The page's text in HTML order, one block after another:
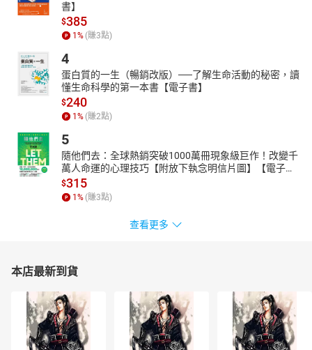
書】
$385
1 % (賺3點)
4
蛋白質的一生（暢銷改版）──了解生命活動的秘密，讀
懂生命科學的第一本書【電子書】
$240
1 % (賺2點)
5
隨他們去：全球熱銷突破1000萬冊現象級巨作！改變千
萬人命運的心理技巧【附放下執念明信片圖】【電子
書】
$315
1 % (賺3點)
查看更多
本店最新到貨